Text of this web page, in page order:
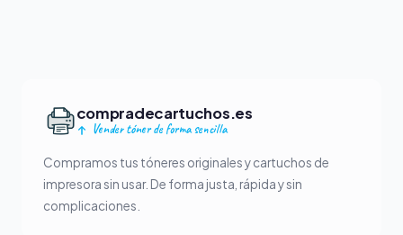
compradecartuchos.es
Vender tóner de forma sencilla
Compramos tus tóneres originales y cartuchos de
impresora sin usar. De forma justa, rápida y sin
complicaciones.